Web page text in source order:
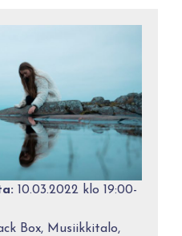
10.03.2022 klo 19:00-
Box, Musiikkitalo,